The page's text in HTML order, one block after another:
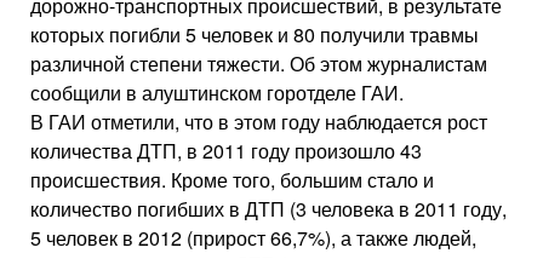
которых погибли 5 человек и 80 получили травмы
различной степени тяжести. Об этом журналистам
сообщили в алуштинском горотделе ГАИ.
В ГАИ отметили, что в этом году наблюдается рост
количества ДТП, в 2011 году произошло 43
происшествия. Кроме того, большим стало и
количество погибших в ДТП (3 человека в 2011 году,
5 человек в 2012 (прирост 66,7%), а также людей,